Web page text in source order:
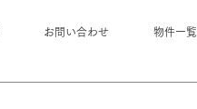
お問い合わせ 物件一覧